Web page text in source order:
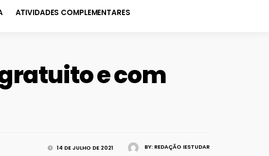
ATIVIDADES COMPLEMENTARES
gratuito e com
BY: REDAÇÃO IESTUDAR
14 DE JULHO DE 2021